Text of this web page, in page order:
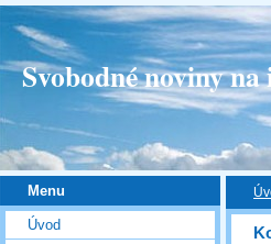
Svobodné noviny
Menu
Úvod